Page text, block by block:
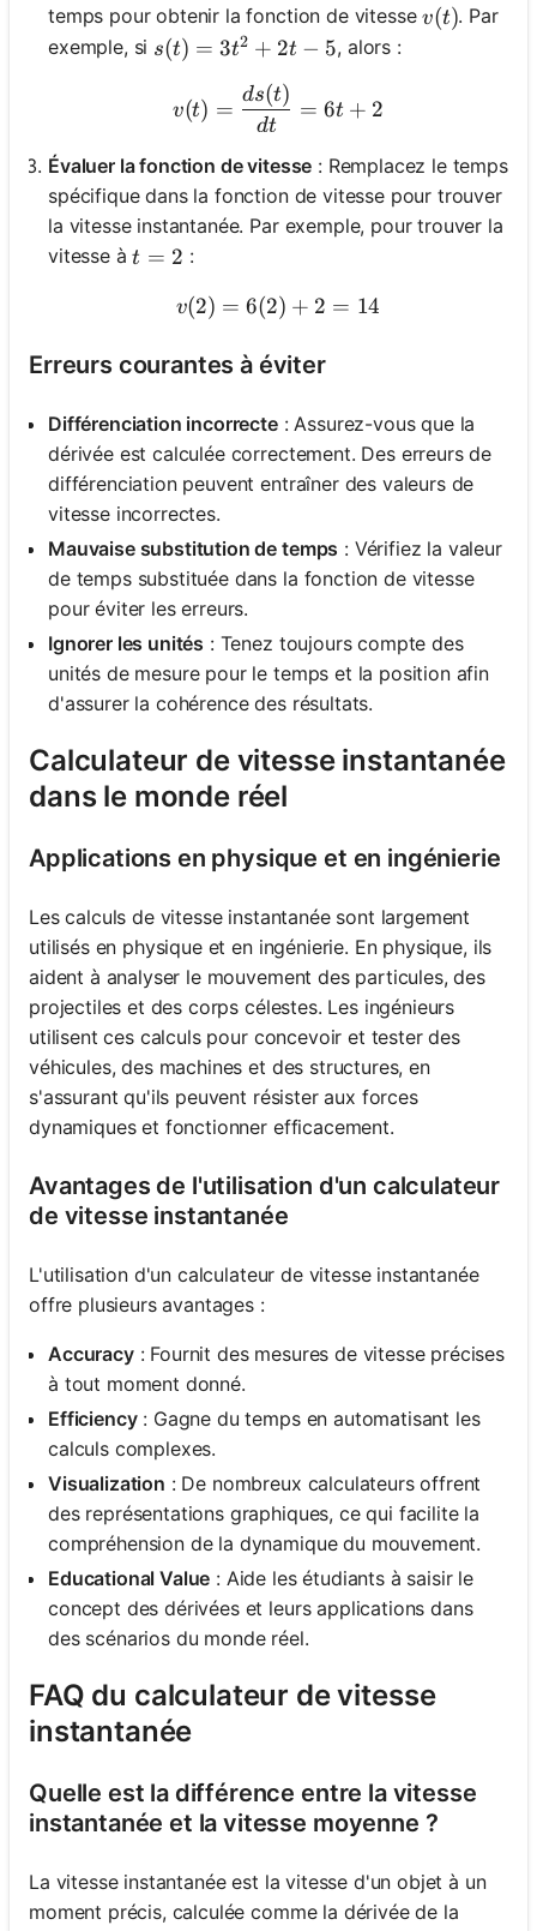
temps pour obtenir la fonction de vitessev(t)
v(t). Par
exemple, si s(t) = 3t^2 + 2t - 5
s(t) = 3t2 + 2t − 5, alors :
v(t) = \frac{ds(t)}{dt} =
v(t) =
dt
ds(t)
= 6t + 2
Évaluer la fonction de vitesse : Remplacez le temps
spécifique dans la fonction de vitesse pour trouver
la vitesse instantanée. Par exemple, pour trouver la
vitesse àt = 2
t = 2 :
v(2) = 6(2) + 2 = 14
v(2) = 6(2) + 2 = 14
Erreurs courantes à éviter
Différenciation incorrecte: Assurez-vous que la
dérivée est calculée correctement. Des erreurs de
différenciation peuvent entraîner des valeurs de
vitesse incorrectes.
Mauvaise substitution de temps : Vérifiez la valeur
de temps substituée dans la fonction de vitesse
pour éviter les erreurs.
Ignorer les unités : Tenez toujours compte des
unités de mesure pour le temps et la position afin
d'assurer la cohérence des résultats.
Calculateur de vitesse instantanée
dans le monde réel
Applications en physique et en ingénierie
Les calculs de vitesse instantanée sont largement
utilisés en physique et en ingénierie. En physique, ils
aident à analyser le mouvement des particules, des
projectiles et des corps célestes. Les ingénieurs
utilisent ces calculs pour concevoir et tester des
véhicules, des machines et des structures, en
s'assurant qu'ils peuvent résister aux forces
dynamiques et fonctionner efficacement.
Avantages de l'utilisation d'un calculateur
de vitesse instantanée
L'utilisation d'un calculateur de vitesse instantanée
offre plusieurs avantages :
Accuracy: Fournit des mesures de vitesse précises
à tout moment donné.
Efficiency: Gagne du temps en automatisant les
calculs complexes.
Visualization : De nombreux calculateurs offrent
des représentations graphiques, ce qui facilite la
compréhension de la dynamique du mouvement.
Educational Value : Aide les étudiants à saisir le
concept des dérivées et leurs applications dans
des scénarios du monde réel.
FAQ du calculateur de vitesse
instantanée
Quelle est la différence entre la vitesse
instantanée et la vitesse moyenne ?
La vitesse instantanée est la vitesse d'un objet à un
moment précis, calculée comme la dérivée de la